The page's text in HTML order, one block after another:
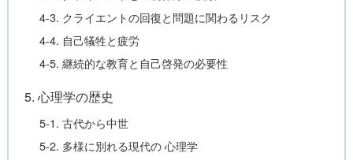
4-3. クライエントの回復と問題に関わるリスク
4-4. 自己犠牲と疲労
4-5. 継続的な教育と自己啓発の必要性
5. 心理学の歴史
5-1. 古代から中世
5-2. 多様に別れる現代の 心理学